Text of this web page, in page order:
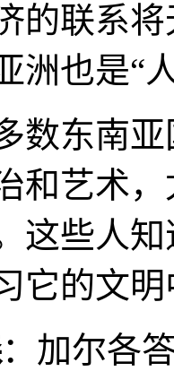
的联系
洲也是“
数东南
和艺术
这些人
它的文
：加尔各